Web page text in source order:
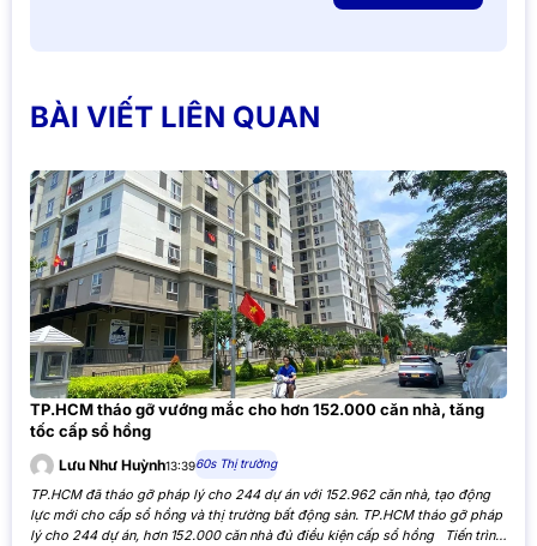
BÀI VIẾT LIÊN QUAN
TP.HCM tháo gỡ vướng mắc cho hơn 152.000 căn nhà, tăng
tốc cấp sổ hồng
Lưu Như Huỳnh13:3960s Thị trường
TP.HCM đã tháo gỡ pháp lý cho 244 dự án với 152.962 căn nhà, tạo động
lực mới cho cấp sổ hồng và thị trường bất động sản. TP.HCM tháo gỡ pháp
lý cho 244 dự án, hơn 152.000 căn nhà đủ điều kiện cấp sổ hồng Tiến trình